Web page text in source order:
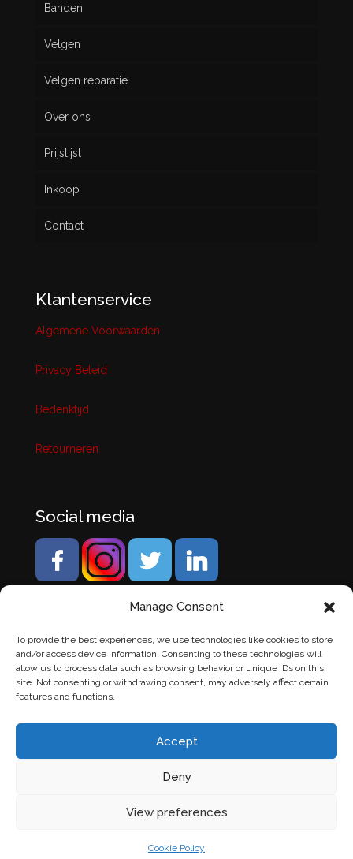
Manage Consent
To provide the best experiences, we use technologies like cookies to store
and/or access device information. Consenting to these technologies will
allow us to process data such as browsing behavior or unique IDs on this
site. Not consenting or withdrawing consent, may adversely affect certain
features and functions.
Accept
Deny
View preferences
Cookie Policy
Banden
Nieuw
Gebruikt
Velgen
Velgen reparatie
Over ons
Prijslijst
Inkoop
Contact
Klantenservice
Algemene Voorwaarden
Privacy Beleid
Bedenktijd
Retourneren
Social media
laten makendoor Chuck's